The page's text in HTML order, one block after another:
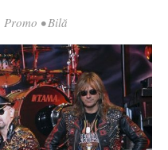
Promo •Bilă